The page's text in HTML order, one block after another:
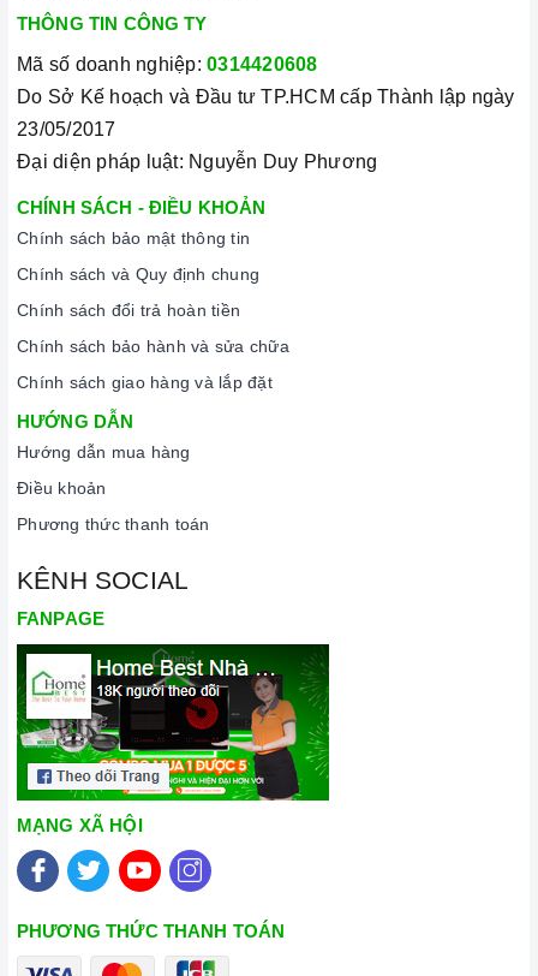
THÔNG TIN CÔNG TY
Mã số doanh nghiệp: 0314420608
Do Sở Kế hoạch và Đầu tư TP.HCM cấp Thành lập ngày
23/05/2017
Đại diện pháp luật: Nguyễn Duy Phương
CHÍNH SÁCH - ĐIỀU KHOẢN
Chính sách bảo mật thông tin
Chính sách và Quy định chung
Chính sách đổi trả hoàn tiền
Chính sách bảo hành và sửa chữa
Chính sách giao hàng và lắp đặt
HƯỚNG DẪN
Hướng dẫn mua hàng
Điều khoản
Phương thức thanh toán
KÊNH SOCIAL
FANPAGE
MẠNG XÃ HỘI
PHƯƠNG THỨC THANH TOÁN